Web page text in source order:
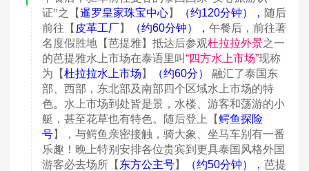
证”之【暹罗皇家珠宝中心】 （约120分钟） ， 随后
前往【 皮革工厂】 （约60分钟） ， 午餐后，前往著
名度假胜地【芭提雅】抵达后参观杜拉拉外景之一
的芭提雅水上市场在泰语里叫“四方水上市场”现称
为【杜拉拉水上市场 】 （约60分）
融汇了泰国东
部、西部，东北部及南部四个区域水上市场的特
色。 水上市场到处皆是景，水楼、游客和荡游的小
艇，甚至花草也有特色。随后登上【鳄鱼探险
号】，与鳄鱼亲密接触，骑大象、坐马车别有一番
乐趣！晚上特别安排各位贵宾到更具泰国风格外国
游客必去场所【 东方公主号】 （约50分钟） ， 芭提